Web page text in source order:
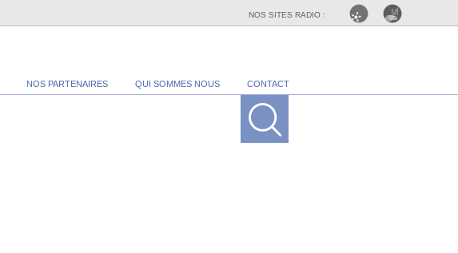
NOS SITES RADIO :
NOS PARTENAIRES QUI SOMMES NOUS CONTACT